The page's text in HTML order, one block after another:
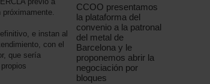
e instan al
con el
que sería
CCOO presentamos
la plataforma del
convenio a la patronal
del metal de
Barcelona y le
proponemos abrir la
negociación por
bloques